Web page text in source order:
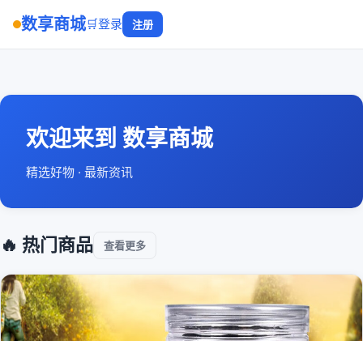
数享商城🛒登录 注册
欢迎来到 数享商城
精选好物 · 最新资讯
🔥 热门商品 查看更多